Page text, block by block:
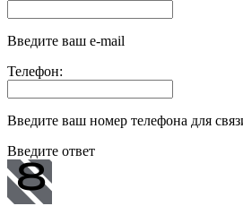
Введите ваш e-mail
Телефон:
Введите ваш номер телефона для
Введите ответ